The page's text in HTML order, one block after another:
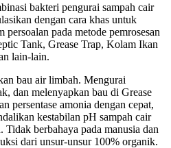
bakteri pengurai sampah cair
dengan cara khas untuk
persoalan pada metode pemrosesan
Tank, Grease Trap, Kolam Ikan
lain-lain.
bau air limbah. Mengurai
dan melenyapkan bau di Grease
persentase amonia dengan cepat,
kestabilan pH sampah cair
berbahaya pada manusia dan
dari unsur-unsur 100% organik.